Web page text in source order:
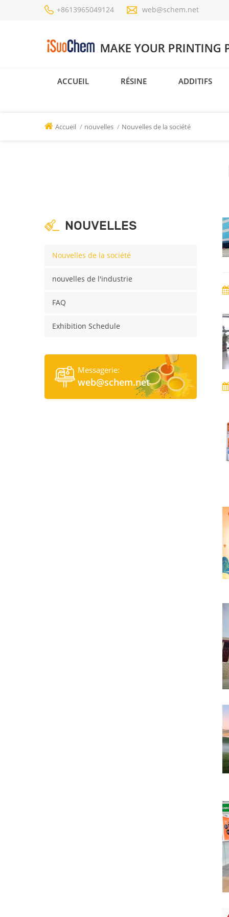
+8613965049124 web@schem.net
ACCUEIL RÉSINE ADDITIFS
Accueil / nouvelles / Nouvelles de la société
NOUVELLES
Nouvelles de la société
nouvelles de l'industrie
FAQ
Exhibition Schedule
Messagerie:
web@schem.net